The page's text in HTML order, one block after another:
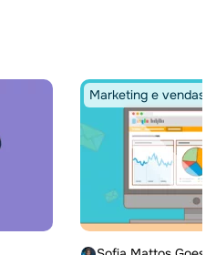
Marketing e vendas